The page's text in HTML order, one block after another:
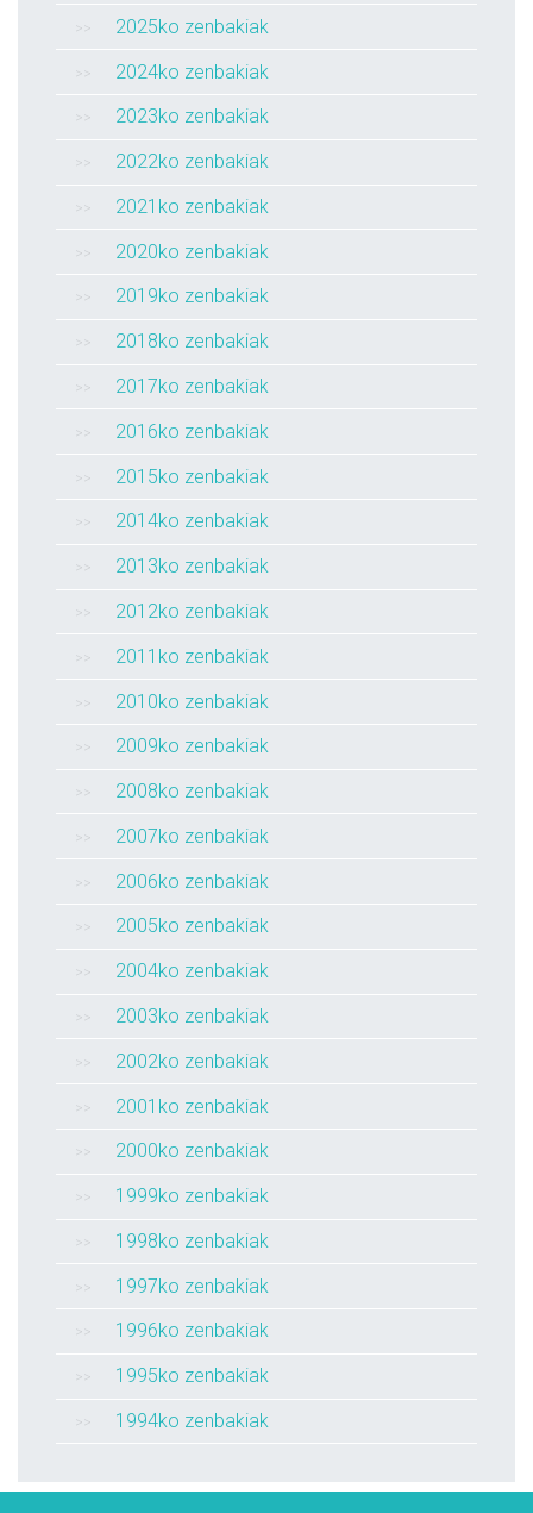
2025ko zenbakiak
2024ko zenbakiak
2023ko zenbakiak
2022ko zenbakiak
2021ko zenbakiak
2020ko zenbakiak
2019ko zenbakiak
2018ko zenbakiak
2017ko zenbakiak
2016ko zenbakiak
2015ko zenbakiak
2014ko zenbakiak
2013ko zenbakiak
2012ko zenbakiak
2011ko zenbakiak
2010ko zenbakiak
2009ko zenbakiak
2008ko zenbakiak
2007ko zenbakiak
2006ko zenbakiak
2005ko zenbakiak
2004ko zenbakiak
2003ko zenbakiak
2002ko zenbakiak
2001ko zenbakiak
2000ko zenbakiak
1999ko zenbakiak
1998ko zenbakiak
1997ko zenbakiak
1996ko zenbakiak
1995ko zenbakiak
1994ko zenbakiak